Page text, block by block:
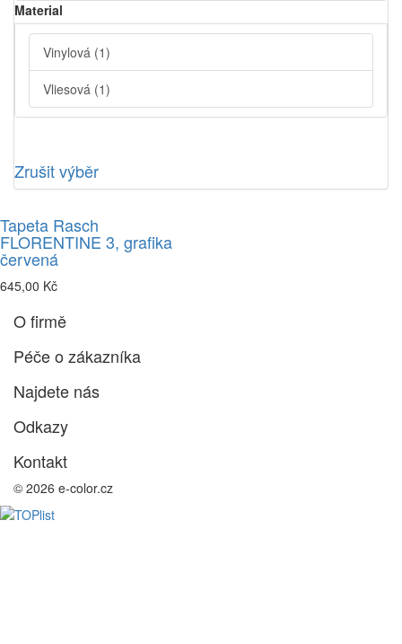
Material
Vinylová (1)
Vliesová (1)
Zrušit výběr
Tapeta Rasch
FLORENTINE 3, grafika
červená
645,00 Kč
O firmě
Péče o zákazníka
Najdete nás
Odkazy
Kontakt
© 2026 e-color.cz